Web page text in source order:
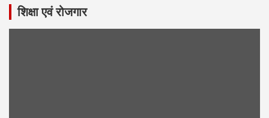
शिक्षा एवं रोजगार